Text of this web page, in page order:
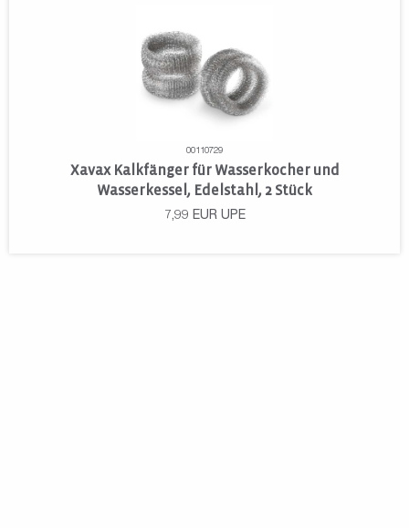
00110729
Xavax Kalkfänger für Wasserkocher und
Wasserkessel, Edelstahl, 2 Stück
7,99 EUR UPE